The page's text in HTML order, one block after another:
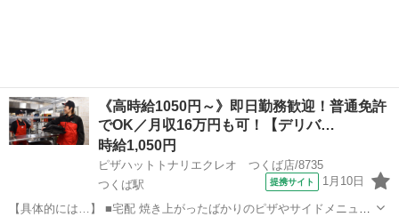
《高時給1050円～》即日勤務歓迎！普通免許
でOK／月収16万円も可！【デリバ…
時給1,050円
ピザハットトナリエクレオ つくば店/8735
つくば駅
提携サイト 1月10日
【具体的には…】 ■宅配 焼き上がったばかりのピザやサイドメニュー